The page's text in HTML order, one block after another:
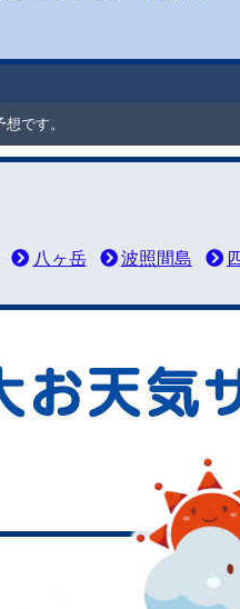
です。
八ヶ岳 波照間島